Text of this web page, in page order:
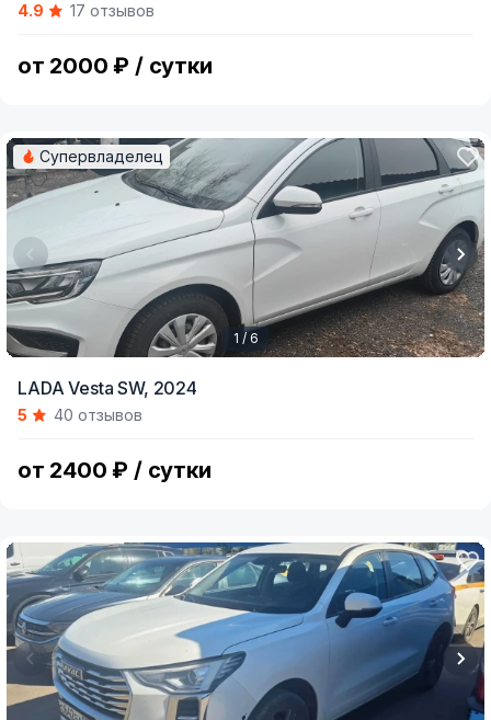
of4.9
17 отзывов
от 2000 ₽ / сутки
of
Супервладелец
1 / 6
LADA Vesta SW, 2024
5 40 отзывов
от 2400 ₽ / сутки